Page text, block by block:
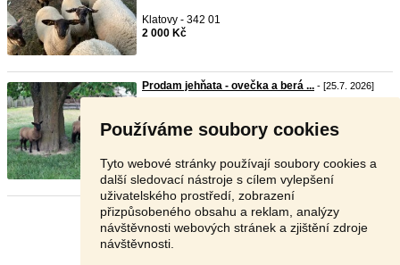
Používáme soubory cookies
Tyto webové stránky používají soubory cookies a
další sledovací nástroje s cílem vylepšení
uživatelského prostředí, zobrazení
přizpůsobeného obsahu a reklam, analýzy
návštěvnosti webových stránek a zjištění zdroje
návštěvnosti.
Klatovy - 342 01
2 000 Kč
Prodam jehňata - ovečka a berá ... - [25.7. 2026]
2 000 Kč
Stránka: 1 2 3 Další